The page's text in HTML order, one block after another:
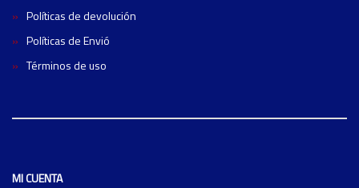
Políticas de devolución
Políticas de Envió
Términos de uso
MI CUENTA